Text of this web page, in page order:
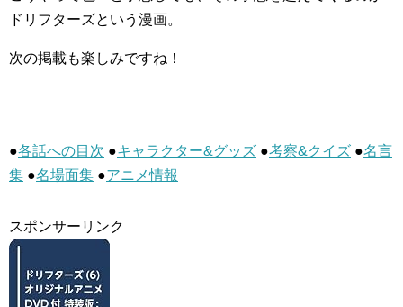
ドリフターズという漫画。
次の掲載も楽しみですね！
●各話への目次 ●キャラクター&グッズ ●考察&クイズ ●名言
集 ●名場面集 ●アニメ情報
スポンサーリンク